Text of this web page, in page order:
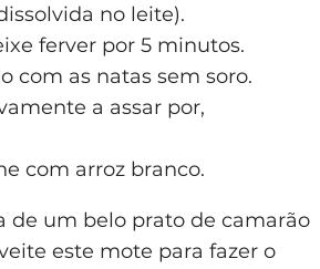
no leite).
ferver por 5 minutos.
com as natas sem soro.
a assar por,
com arroz branco.
de um belo prato de camarão
este mote para fazer o